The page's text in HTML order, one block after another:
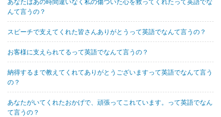
んて言うの？
スピーチで支えてくれた皆さんありがとうって英語でなんて言うの？
お客様に支えられてるって英語でなんて言うの？
納得するまで教えてくれてありがとうございますって英語でなんて言う
の？
あなたがいてくれたおかげで、頑張ってこれています。って英語でなん
て言うの？